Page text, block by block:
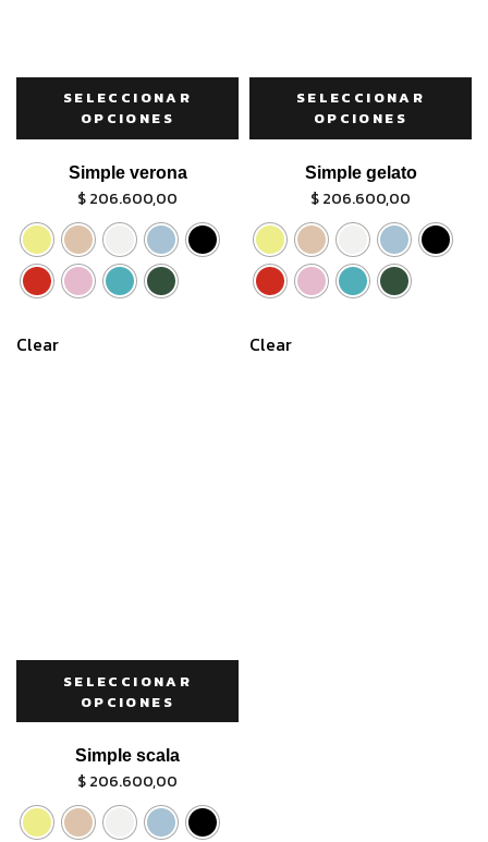
SELECCIONAR
OPCIONES
Simple verona
$206.600,00
Clear
SELECCIONAR
OPCIONES
Simple gelato
$206.600,00
Clear
SELECCIONAR
OPCIONES
Simple scala
$206.600,00